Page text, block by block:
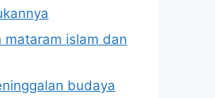
mataram islam dan
budaya